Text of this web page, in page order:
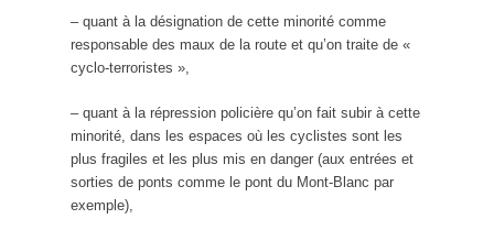
– quant à la désignation de cette minorité comme
responsable des maux de la route et qu’on traite de «
cyclo-terroristes »,
– quant à la répression policière qu’on fait subir à cette
minorité, dans les espaces où les cyclistes sont les
plus fragiles et les plus mis en danger (aux entrées et
sorties de ponts comme le pont du Mont-Blanc par
exemple),